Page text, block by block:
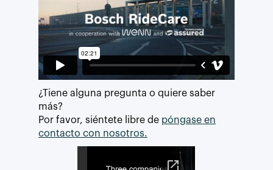
¿Tiene alguna pregunta o quiere saber
más?
Por favor, siéntete libre de póngase en
contacto con nosotros.